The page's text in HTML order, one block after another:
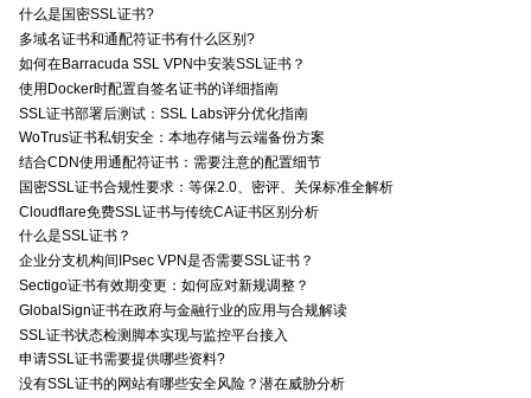
什么是国密SSL证书?
多域名证书和通配符证书有什么区别?
如何在Barracuda SSL VPN中安装SSL证书？
使用Docker时配置自签名证书的详细指南
SSL证书部署后测试：SSL Labs评分优化指南
WoTrus证书私钥安全：本地存储与云端备份方案
结合CDN使用通配符证书：需要注意的配置细节
国密SSL证书合规性要求：等保2.0、密评、关保标准全解析
Cloudflare免费SSL证书与传统CA证书区别分析
什么是SSL证书？
企业分支机构间IPsec VPN是否需要SSL证书？
Sectigo证书有效期变更：如何应对新规调整？
GlobalSign证书在政府与金融行业的应用与合规解读
SSL证书状态检测脚本实现与监控平台接入
申请SSL证书需要提供哪些资料?
没有SSL证书的网站有哪些安全风险？潜在威胁分析